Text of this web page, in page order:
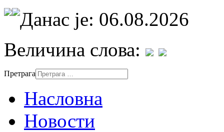
Данас је: 06.08.2026
Величина слова:
Претрага
Насловна
Новости